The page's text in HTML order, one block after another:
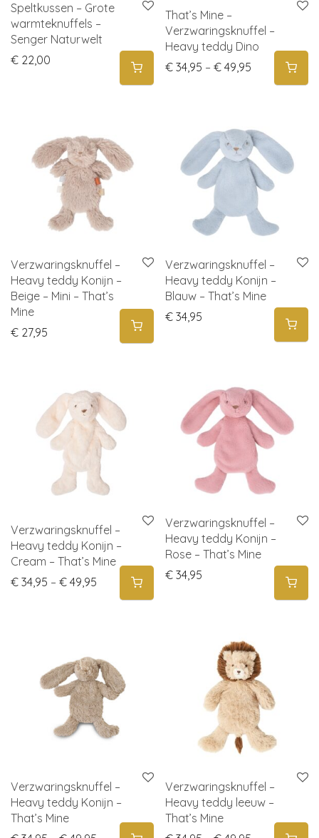
Speltkussen – Grote
warmteknuffels –
Senger Naturwelt
€ 22,00
That’s Mine –
Verzwaringsknuffel –
Heavy teddy Dino
€ 34,95 – € 49,95 Price
Verzwaringsknuffel –
Heavy teddy Konijn –
Beige – Mini – That’s
Mine
€ 27,95
Verzwaringsknuffel –
Heavy teddy Konijn –
Blauw – That’s Mine
€ 34,95
Verzwaringsknuffel –
Heavy teddy Konijn –
Cream – That’s Mine
€ 34,95 – € 49,95 Price range: € 34,95 through € 49,95
Verzwaringsknuffel –
Heavy teddy Konijn –
Rose – That’s Mine
€ 34,95
Verzwaringsknuffel –
Heavy teddy Konijn –
That’s Mine
Verzwaringsknuffel –
Heavy teddy leeuw –
That’s Mine